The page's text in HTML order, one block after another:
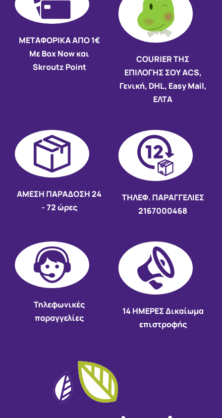
ΜΕΤΑΦΟΡΙΚΑ ΑΠΟ 1€
Με Box Now και
Skroutz Point
COURIER ΤΗΣ
ΕΠΙΛΟΓΗΣ ΣΟΥ ACS,
Γενική, DHL, Easy Mail,
ΕΛΤΑ
AMEΣΗ ΠΑΡΑΔΟΣΗ24
- 72 ώρες
ΤΗΛΕΦ. ΠΑΡΑΓΓΕΛΙΕΣ
2167000468
Τηλεφωνικές
παραγγελίες
14 HMEΡΕΣ Δικαίωμα
επιστροφής